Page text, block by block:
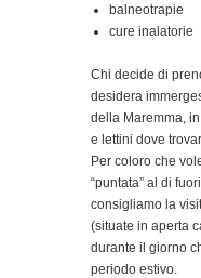
balneotrapie
cure inalatorie
Chi decide di
desidera
della Maremma,
e lettini dove
Per coloro che
“puntata” al di
consigliamo la
(situate in aperta
durante il giorno
periodo estivo.